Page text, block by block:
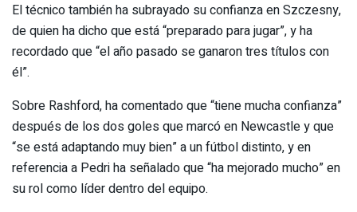
El técnico también ha subrayado su confianza en Szczesny,
de quien ha dicho que está “preparado para jugar”, y ha
recordado que “el año pasado se ganaron tres títulos con
él”.
Sobre Rashford, ha comentado que “tiene mucha confianza”
después de los dos goles que marcó en Newcastle y que
“se está adaptando muy bien” a un fútbol distinto, y en
referencia a Pedri ha señalado que “ha mejorado mucho” en
su rol como líder dentro del equipo.